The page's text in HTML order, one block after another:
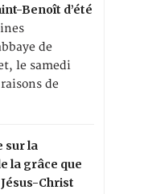
Benoît d’été
de
le samedi
de
sur la
la grâce que
Christ